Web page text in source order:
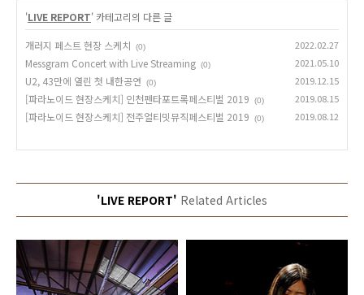
'LIVE REPORT' 카테고리의 다른 글
개러지 페스트 현장 스케치 (0) 2022.02.27
Messgram Concert with Live Streaming (0) 2021.05.10
U2, 43만에 열린 첫 내한공연 (0) 2019.12.15
[파라노이드 현장스케치] 인천펜타포트록페스티벌 2019 (0) 2019.08.15
[파라노이드 현장스케치] 전주얼티밋뮤직페스티벌 2019 (0) 2019.08.12
'LIVE REPORT' Related Articles